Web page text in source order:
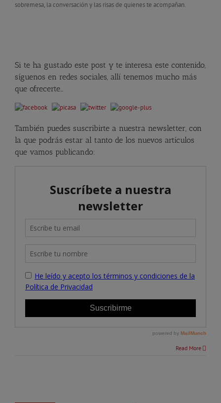
sobremesa, la conversación y las risas de quienes te acompañan.
Si te ha gustado este post y te interesa este contenido,
síguenos en redes sociales, allí tenemos mucho más
que ofrecerte…
También puedes suscribirte a nuestra newsletter, con
la que podrás estar al tanto de los nuevos artículos
que vamos publicando:
Read More